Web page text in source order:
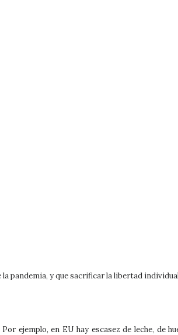
pandemia, y que sacrificar la libertad
ejemplo, en EU hay escasez de leche, de